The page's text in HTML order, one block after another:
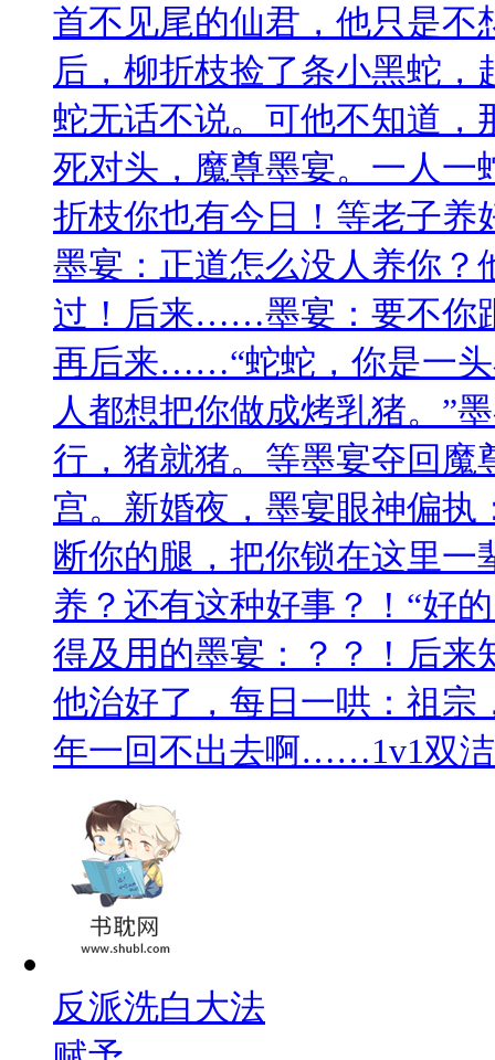
首不见尾的仙君，他只是不
后，柳折枝捡了条小黑蛇
蛇无话不说。可他不知道，
死对头，魔尊墨宴。一人一
折枝你也有今日！等老子养
墨宴：正道怎么没人养你？
过！后来……墨宴：要不你
再后来……“蛇蛇，你是一
人都想把你做成烤乳猪。
行，猪就猪。等墨宴夺回魔
宫。新婚夜，墨宴眼神偏
断你的腿，把你锁在这里
养？还有这种好事？！“好
得及用的墨宴：？？！后来
他治好了，每日一哄：祖宗
年一回不出去啊……1v1双
反派洗白大法